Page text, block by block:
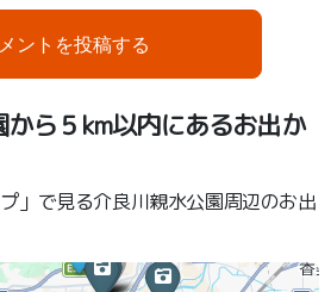
ントを投稿する
ら５km以内にあるお出か
」で見る介良川親水公園周辺のお出